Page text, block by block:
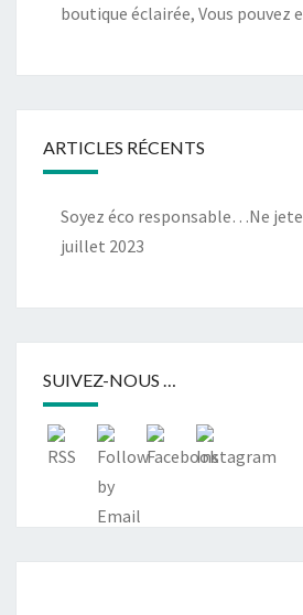
boutique éclairée, Vous pouvez
ARTICLES RÉCENTS
Soyez éco responsable…Ne
juillet 2023
SUIVEZ-NOUS …